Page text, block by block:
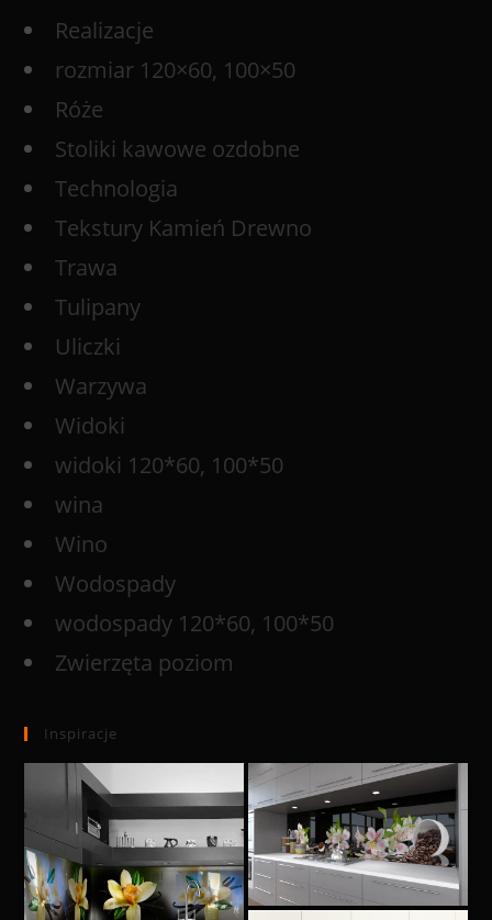
Realizacje
rozmiar 120×60, 100×50
Róże
Stoliki kawowe ozdobne
Technologia
Tekstury Kamień Drewno
Trawa
Tulipany
Uliczki
Warzywa
Widoki
widoki 120*60, 100*50
wina
Wino
Wodospady
wodospady 120*60, 100*50
Zwierzęta poziom
Inspiracje